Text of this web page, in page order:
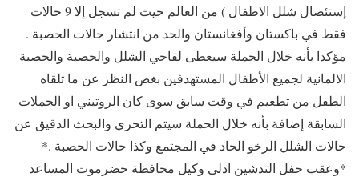
إستئصال شلل الاطفال ) من العالم حيث لم تسجل إلا 9 حالات
فقط في باكستان وأفغانستان والحد من انتشار حالات الحصبة .
مؤكدا بأنه خلال الحملة سيعطى لقاحي الشلل والحصبة والحصبة
الالمانية لجميع الأطفال المستهدفين بغض النظر عن ما تلقاه
الطفل من تطعيم في وقت سابق سوى كان الروتيني او الحملات
السابقة إضافة بأنه خلال الحملة سيتم التحري والبحث الدقيق عن
حالات الشلل الرخو الحاد في المجتمع وكذا حالات الحصبة .*
*وعقب حفل التدشين ادلى وكيل محافظة حضرموت المساعد